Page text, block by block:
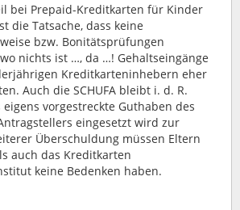
bei Prepaid-Kreditkarten für Kinder
die Tatsache, dass keine
bzw. Bonitätsprüfungen
nichts ist …, da …! Gehaltseingänge
Kreditkarteninhebern eher
Auch die SCHUFA bleibt i. d. R.
vorgestreckte Guthaben des
eingesetzt wird zur
Überschuldung müssen Eltern
auch das Kreditkarten
keine Bedenken haben.